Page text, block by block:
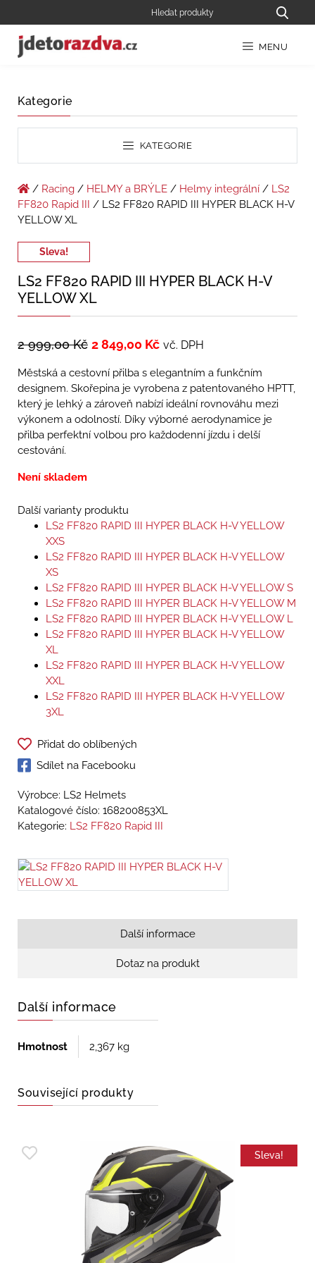
MENU
Kategorie
KATEGORIE
/ Racing / HELMY a BRÝLE / Helmy integrální / LS2
FF820 Rapid III
/ LS2 FF820 RAPID III HYPER BLACK H-V
YELLOW XL
Sleva!
LS2 FF820 RAPID III HYPER BLACK H-V
YELLOW XL
2 999,00Kč 2 849,00 Kč vč. DPH
Městská a cestovní přilba s elegantním a funkčním
designem. Skořepina je vyrobena z patentovaného HPTT,
který je lehký a zároveň nabízí ideální rovnováhu mezi
výkonem a odolností. Díky výborné aerodynamice je
přilba perfektní volbou pro každodenní jízdu i delší
cestování.
Není skladem
Další varianty produktu
LS2 FF820 RAPID III HYPER BLACK H-V YELLOW
XXS
LS2 FF820 RAPID III HYPER BLACK H-V YELLOW
XS
LS2 FF820 RAPID III HYPER BLACK H-V YELLOW S
LS2 FF820 RAPID III HYPER BLACK H-V YELLOW M
LS2 FF820 RAPID III HYPER BLACK H-V YELLOW L
LS2 FF820 RAPID III HYPER BLACK H-V YELLOW
XL
LS2 FF820 RAPID III HYPER BLACK H-V YELLOW
XXL
LS2 FF820 RAPID III HYPER BLACK H-V YELLOW
3XL
Přidat do oblíbených
Sdílet na Facebooku
Výrobce: LS2 Helmets
Katalogové číslo: 168200853XL
Kategorie: LS2 FF820 Rapid III
Další informace
Dotaz na produkt
Další informace
Hmotnost 2,367 kg
Související produkty
Sleva!